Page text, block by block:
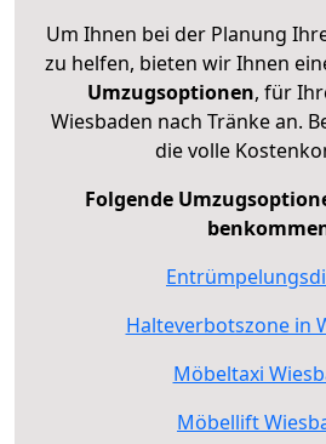
Um Ihnen bei der Planung
zu helfen, bieten wir Ihnen
Umzugsoptionen, für
Wiesbaden nach Tränke an.
die volle
Folgende
Halteverbotszone in
Möbeltaxi
Möbellift